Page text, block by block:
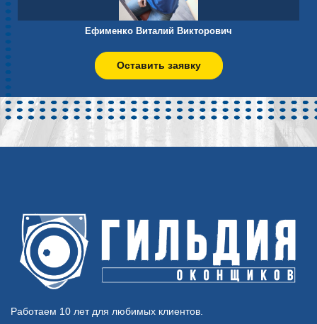
Ефименко Виталий Викторович
Оставить заявку
Работаем 10 лет для любимых клиентов.